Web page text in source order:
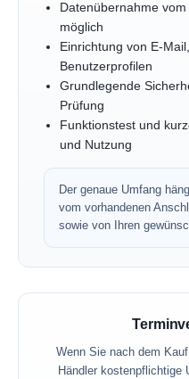
Datenübernahme
möglich
Einrichtung von E-
Benutzerprofilen
Grundlegende
Prüfung
Funktionstest und
und Nutzung
Der genaue Umfang
vom vorhandenen
sowie von Ihren
Wenn Sie nach dem
Händler kostenpflichtige